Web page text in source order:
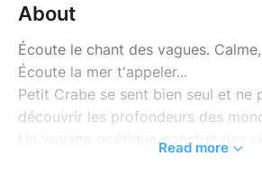
About
Écoute le chant des vagues.
Écoute la mer t'appeler...
Petit Crabe se sent bien seul et ne
découvrir les profondeurs des
Un voyage poétique ponctué des
Read more